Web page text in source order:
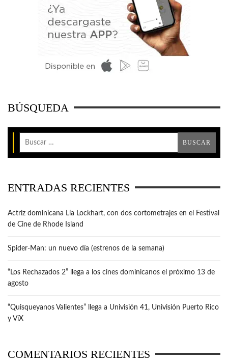
BÚSQUEDA
ENTRADAS RECIENTES
Actriz dominicana Lía Lockhart, con dos cortometrajes en el Festival
de Cine de Rhode Island
Spider-Man: un nuevo día (estrenos de la semana)
“Los Rechazados 2” llega a los cines dominicanos el próximo 13 de
agosto
“Quisqueyanos Valientes” llega a Univisión 41, Univisión Puerto Rico
y ViX
COMENTARIOS RECIENTES